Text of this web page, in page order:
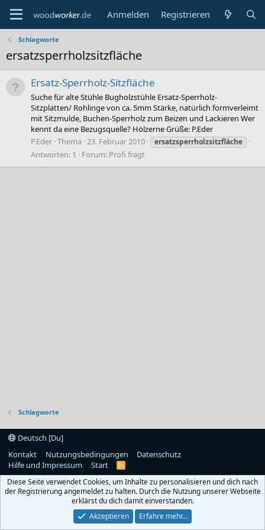
Anmelden Registrieren
Schlagworte
ersatzsperrholzsitzfläche
Ersatz-Sperrholz-Sitzfläche
Suche für alte Stühle Bugholzstühle Ersatz-Sperrholz-
Sitzplatten/ Rohlinge von ca. 5mm Stärke, natürlich formverleimt
mit Sitzmulde, Buchen-Sperrholz zum Beizen und Lackieren Wer
kennt da eine Bezugsquelle? Hölzerne Grüße: P.Eder
P.Eder Thema 23. Februar 2010 ersatzsperrholzsitzfläche
Antworten: 1 Forum: Profi fragt
Schlagworte
Deutsch [Du]
Kontakt
Nutzungsbedingungen
Datenschutz
Hilfe und Impressum
Start
R
S
Diese Seite verwendet Cookies, um Inhalte zu personalisieren und dich nach
der Registrierung angemeldet zu halten. Durch die Nutzung unserer Webseite
erklärst du dich damit einverstanden.
Akzeptieren
Erfahre mehr…